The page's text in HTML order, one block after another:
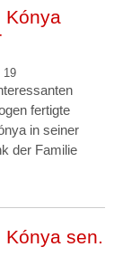
Kónya
19
fertigte
in seiner
der Familie
Kónya sen.